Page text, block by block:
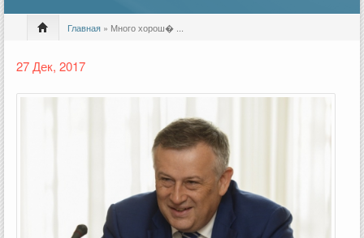
Главная » Много хорош� ...
27 Дек, 2017